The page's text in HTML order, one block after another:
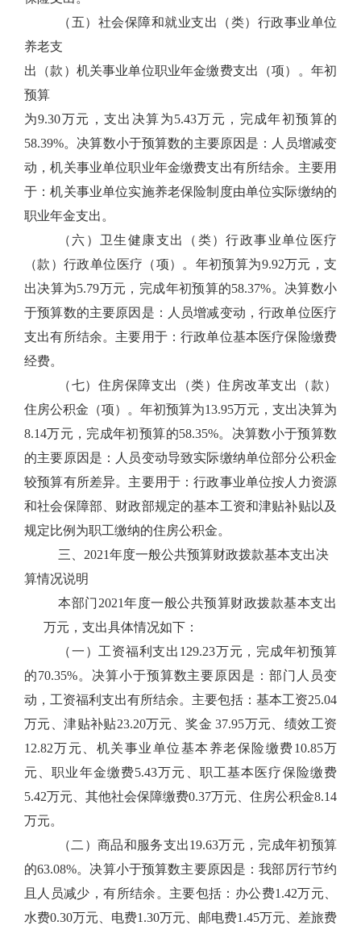
（五）社会保障和就业支出（类）行政事业单位
养老支
出（款）机关事业单位职业年金缴费支出（项）。年初
预算
为9.30万元，支出决算为5.43万元，完成年初预算的
58.39%。决算数小于预算数的主要原因是：人员增减变
动，机关事业单位职业年金缴费支出有所结余。主要用
于：机关事业单位实施养老保险制度由单位实际缴纳的
职业年金支出。
（六）卫生健康支出（类）行政事业单位医疗
（款）行政单位医疗（项）。年初预算为9.92万元，支
出决算为5.79万元，完成年初预算的58.37%。决算数小
于预算数的主要原因是：人员增减变动，行政单位医疗
支出有所结余。主要用于：行政单位基本医疗保险缴费
经费。
（七）住房保障支出（类）住房改革支出（款）
住房公积金（项）。年初预算为13.95万元，支出决算为
8.14万元，完成年初预算的58.35%。决算数小于预算数
的主要原因是：人员变动导致实际缴纳单位部分公积金
较预算有所差异。主要用于：行政事业单位按人力资源
和社会保障部、财政部规定的基本工资和津贴补贴以及
规定比例为职工缴纳的住房公积金。
三、2021年度一般公共预算财政拨款基本支出决
算情况说明
本部门2021年度一般公共预算财政拨款基本支出
万元，支出具体情况如下：
（一）工资福利支出129.23万元，完成年初预算
的70.35%。决算小于预算数主要原因是：部门人员变
动，工资福利支出有所结余。主要包括：基本工资25.04
万元、津贴补贴23.20万元、奖金 37.95万元、绩效工资
12.82万元、机关事业单位基本养老保险缴费10.85万
元、职业年金缴费5.43万元、职工基本医疗保险缴费
5.42万元、其他社会保障缴费0.37万元、住房公积金8.14
万元。
（二）商品和服务支出19.63万元，完成年初预算
的63.08%。决算小于预算数主要原因是：我部厉行节约
且人员减少，有所结余。主要包括：办公费1.42万元、
水费0.30万元、电费1.30万元、邮电费1.45万元、差旅费